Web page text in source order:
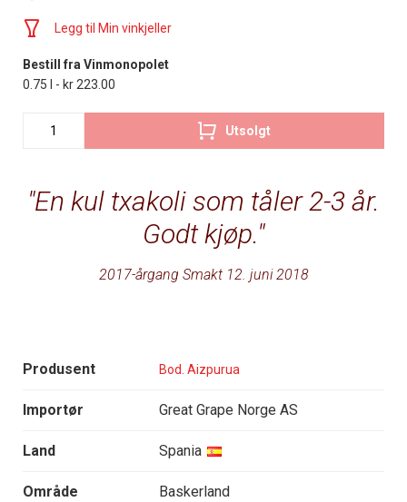
En kul txakoli som tåler 2-3 år.
Godt kjøp.
2017-årgang Smakt 12. juni 2018
Produsent Bod. Aizpurua
Importør Great Grape Norge AS
Land Spania
Område Baskerland
Legg til Min vinkjeller
Bestill fra Vinmonopolet
0.75 l - kr 223.00
Utsolgt